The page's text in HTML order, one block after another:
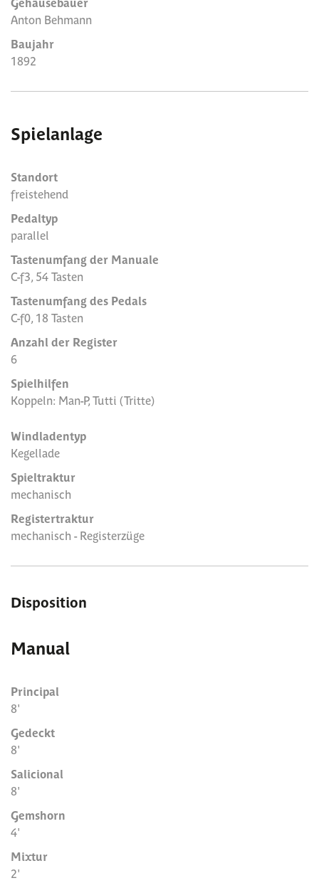
Anton Behmann
Baujahr
1892
Spielanlage
Standort
freistehend
Pedaltyp
parallel
Tastenumfang der Manuale
C-f3, 54 Tasten
Tastenumfang des Pedals
C-f0, 18 Tasten
Anzahl der Register
6
Spielhilfen
Koppeln: Man-P, Tutti (Tritte)
Windladentyp
Kegellade
Spieltraktur
mechanisch
Registertraktur
mechanisch - Registerzüge
Disposition
Manual
Principal
8'
Gedeckt
8'
Salicional
8'
Gemshorn
4'
Mixtur
2'